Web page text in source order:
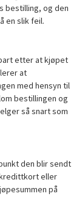
bestilling, og den
en slik feil.
etter at kjøpet
at
med hensyn til
bestillingen og
så snart som
den blir sendt
eller
på